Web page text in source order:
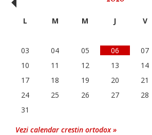
L M M J V
03
04 05 06 07
10
11 12 13 14
17
18 19 20 21
24
25 26 27 28
31
Vezi calendar crestin ortodox »